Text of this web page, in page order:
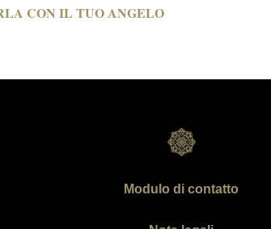
CON IL TUO ANGELO
Modulo di contatto